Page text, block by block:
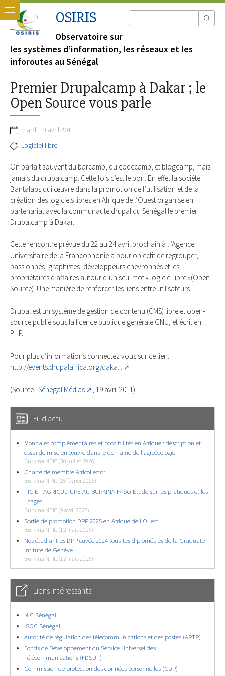
OSIRIS
Observatoire sur
les systèmes d’information, les réseaux et les
inforoutes au Sénégal
Premier Drupalcamp à Dakar ; le
Open Source vous parle
mardi 19 avril 2011
Logiciel libre
On parlait souvent du barcamp, du codecamp, et blogcamp, mais
jamais du drupalcamp. Cette fois c’est le bon. En effet la société
Bantalabs qui œuvre dans la promotion de l’utilisation et de la
création des logiciels libres en Afrique de l’Ouest organise en
partenariat avec la communauté drupal du Sénégal le premier
Drupalcamp à Dakar.
Cette rencontre prévue du 22 au 24 avril prochain à l ’Agence
Universitaire de la Francophonie a pour objectif de regrouper,
passionnés, graphistes, développeurs chevronnés et les
propriétaires d’affaires autour d’un seul mot « logiciel libre »(Open
Source). Une manière de renforcer les liens entre utilisateurs
Drupal est un système de gestion de contenu (CMS) libre et open-
source publié sous la licence publique générale GNU, et écrit en
PHP.
Pour plus d’informations connectez vous sur ce lien.
http://events.drupalafrica.org/daka...
(Source : Sénégal Médias , 19 avril 2011)
Fil d'actu
Monnaies complémentaires et possibilités en Afrique : description et
essai de mise en œuvre dans le domaine de l’agroécologie
Burkina NTIC (30 juillet 2026)
Charte de membre Africollector
Burkina NTIC (25 février 2026)
TIC ET AGRICULTURE AU BURKINA FASO Étude sur les pratiques et les
usages
Burkina NTIC (9 avril 2025)
Sortie de promotion DPP 2025 en Afrique de l’Ouest
Burkina NTIC (12 mars 2025)
Nos étudiant-es DPP cuvée 2024 tous-tes diplomés-es de la Graduate
Intitute de Genève
Burkina NTIC (12 mars 2025)
Liens intéressants
NIC Sénégal
ISOC Sénégal
Autorité de régulation des télécommunications et des postes (ARTP)
Fonds de Développement du Service Universel des
Télécommunications (FDSUT)
Commission de protection des données personnelles (CDP)